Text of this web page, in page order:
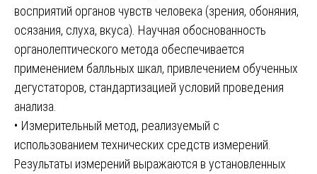
восприятий органов чувств человека (зрения, обоняния,
осязания, слуха, вкуса). Научная обоснованность
органолептического метода обеспечивается
применением балльных шкал, привлечением обученных
дегустаторов, стандартизацией условий проведения
анализа.
• Измерительный метод, реализуемый с
использованием технических средств измерений.
Результаты измерений выражаются в установленных